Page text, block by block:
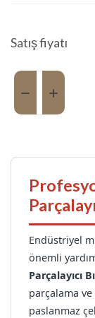
Satış fiyatı
Miktar:
Endüstriyel
önemli
Parçalayıcı
parçalama
paslanmaz